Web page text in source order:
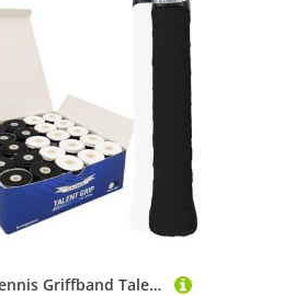
50er Set Tennis Griffband Talent Grip (sehr griffig) | 0,50-0,60mm Stärke | Overgrip für Squash Badminton Schläger & Kicker inkl. selbstklebendes Abschlußband | Anti-Rutsch (Schwarz/Weiß)